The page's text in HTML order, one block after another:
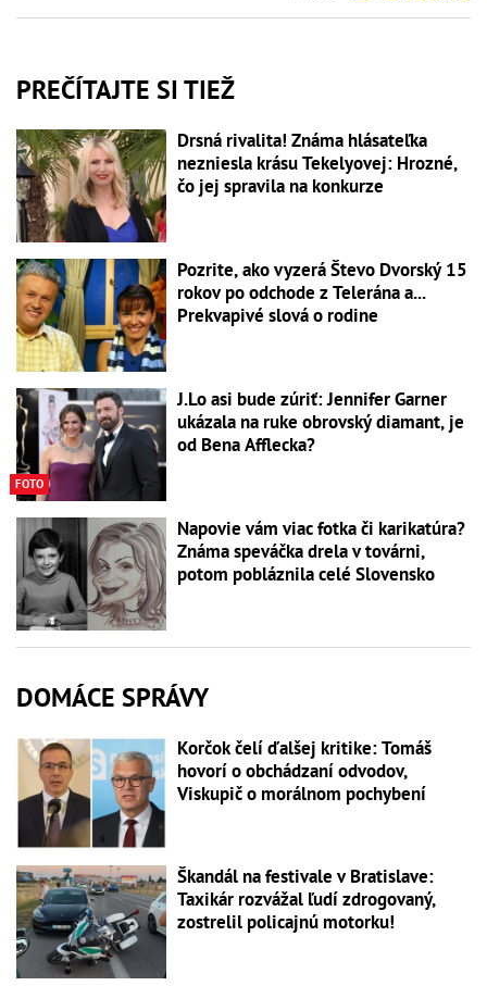
PREČÍTAJTE SI TIEŽ
Drsná rivalita! Známa hlásateľka
nezniesla krásu Tekelyovej: Hrozné,
čo jej spravila na konkurze
Pozrite, ako vyzerá Števo Dvorský 15
rokov po odchode z Telerána a...
Prekvapivé slová o rodine
FOTO
J.Lo asi bude zúriť: Jennifer Garner
ukázala na ruke obrovský diamant, je
od Bena Afflecka?
Napovie vám viac fotka či karikatúra?
Známa speváčka drela v továrni,
potom pobláznila celé Slovensko
DOMÁCE SPRÁVY
Korčok čelí ďalšej kritike: Tomáš
hovorí o obchádzaní odvodov,
Viskupič o morálnom pochybení
Škandál na festivale v Bratislave:
Taxikár rozvážal ľudí zdrogovaný,
zostrelil policajnú motorku!